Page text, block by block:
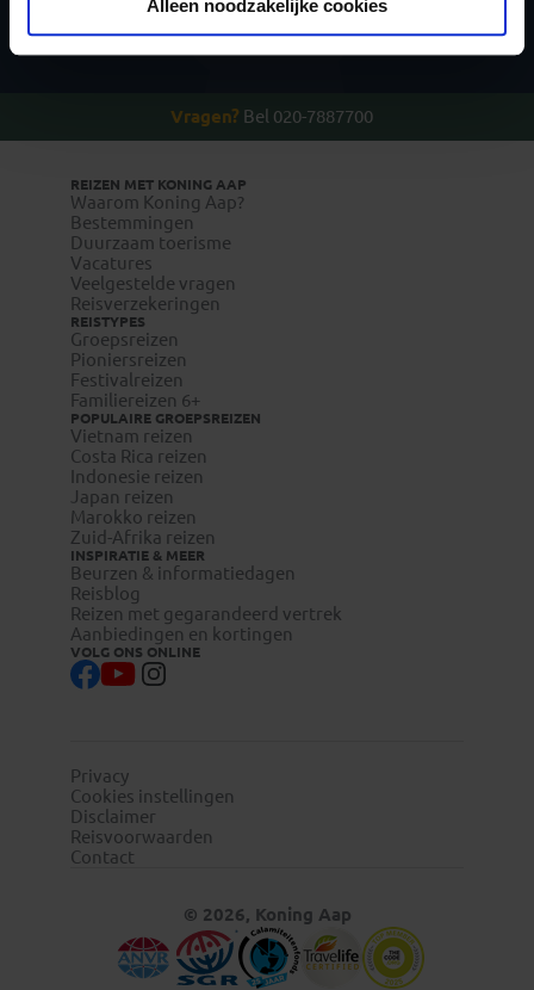
Alleen noodzakelijke cookies
Inschrijven
Vragen? Bel 020-7887700
REIZEN MET KONING AAP
Waarom Koning Aap?
Bestemmingen
Duurzaam toerisme
Vacatures
Veelgestelde vragen
Reisverzekeringen
REISTYPES
Groepsreizen
Pioniersreizen
Festivalreizen
Familiereizen 6+
POPULAIRE GROEPSREIZEN
Vietnam reizen
Costa Rica reizen
Indonesie reizen
Japan reizen
Marokko reizen
Zuid-Afrika reizen
INSPIRATIE & MEER
Beurzen & informatiedagen
Reisblog
Reizen met gegarandeerd vertrek
Aanbiedingen en kortingen
VOLG ONS ONLINE
Privacy
Cookies instellingen
Disclaimer
Reisvoorwaarden
Contact
© 2026, Koning Aap